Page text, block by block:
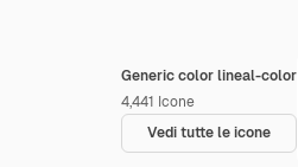
Generic color lineal-color
4,441 Icone
Vedi tutte le icone